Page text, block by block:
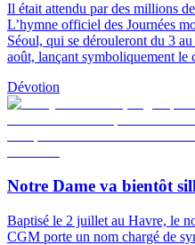
Il était attendu par des millions
L’hymne officiel des Journées
Séoul, qui se dérouleront du 3
août, lançant symboliquement le
Dévotion
Notre Dame va bientôt
Baptisé le 2 juillet au Havre, le
CGM porte un nom chargé de